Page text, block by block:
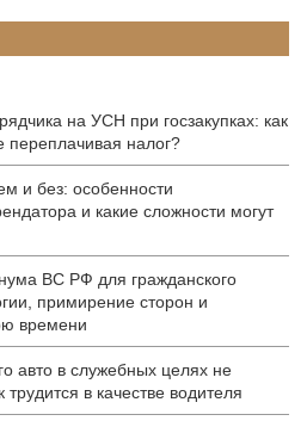
на УСН при госзакупках: как
переплачивая налог?
и без: особенности
и какие сложности могут
ВС РФ для гражданского
примирение сторон и
времени
авто в служебных целях не
трудится в качестве водителя